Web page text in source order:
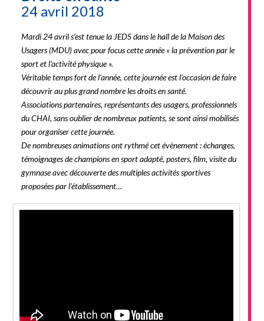
24 avril 2018
Mardi 24 avril s’est tenue la JEDS dans le hall de la Maison des
Usagers (MDU) avec pour focus cette année « la prévention par le
sport et l’activité physique ».
Véritable temps fort de l’année, cette journée est l’occasion de faire
découvrir au plus grand nombre les droits en santé.
Associations partenaires, représentants des usagers, professionnels
du CHAI, sans oublier de nombreux patients, se sont ainsi mobilisés
pour organiser cette journée.
De nombreuses animations ont rythmé cet évènement : échanges,
témoignages de champions en sport adapté, posters, film, visite du
gymnase avec découverte des multiples activités sportives
proposées par l’établissement…